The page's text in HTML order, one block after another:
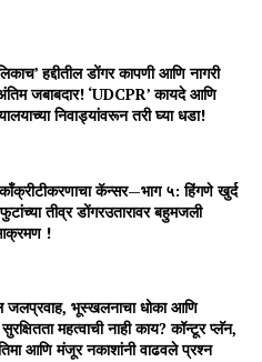
हद्दीतील डोंगर कापणी आणि नागरी
जबाबदार! ‘UDCPR’ कायदे आणि
निवाड्यांवरून तरी घ्या धडा!
कॅन्सर—भाग ५: हिंगणे खुर्द
तीव्र डोंगरउतारावर बहुमजली
!
जलप्रवाह, भूस्खलनाचा धोका आणि
सुरक्षितता महत्वाची नाही काय? कॉन्टूर प्लॅन,
आणि मंजूर नकाशांनी वाढवले प्रश्न